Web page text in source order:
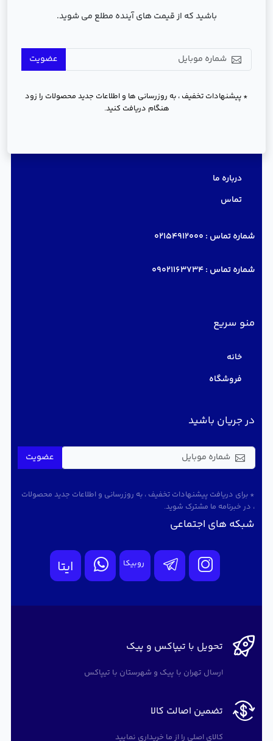
باشید که از قیمت های آینده مطلع می شوید.
عضویت
* پیشنهادات تخفیف ، به روزرسانی ها و اطلاعات جدید محصولات را زود
هنگام دریافت کنید.
درباره ما
تماس
شماره تماس : 02154912000
شماره تماس :09021163734
منو سریع
خانه
فروشگاه
در جریان باشید
عضویت
* برای دریافت پیشنهادات تخفیف ، به روزرسانی و اطلاعات جدید محصولات
، در خبرنامه ما مشترک شوید.
شبکه های اجتماعی
روبیکا ایتا
تحویل با تیپاکس و پیک
ارسال تهران با پیک و شهرستان با تیپاکس
تضمین اصالت کالا
کالای اصلی را از ما خریداری نمایید